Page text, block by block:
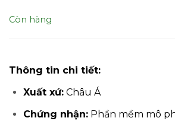
Còn hàng
Thông tin chi tiết:
Xuất xứ: Châu Á
Chứng nhận: Phần mềm mô